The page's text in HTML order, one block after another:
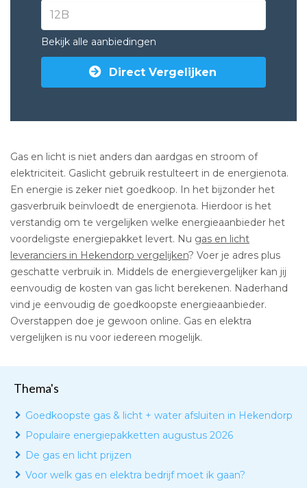
Bekijk alle aanbiedingen
Direct Vergelijken
Gas en licht is niet anders dan aardgas en stroom of
elektriciteit. Gaslicht gebruik restulteert in de energienota.
En energie is zeker niet goedkoop. In het bijzonder het
gasverbruik beïnvloedt de energienota. Hierdoor is het
verstandig om te vergelijken welke energieaanbieder het
voordeligste energiepakket levert. Nu gas en licht
leveranciers in Hekendorp vergelijken? Voer je adres plus
geschatte verbruik in. Middels de energievergelijker kan jij
eenvoudig de kosten van gas licht berekenen. Naderhand
vind je eenvoudig de goedkoopste energieaanbieder.
Overstappen doe je gewoon online. Gas en elektra
vergelijken is nu voor iedereen mogelijk.
Thema's
Goedkoopste gas & licht + water afsluiten in Hekendorp
Populaire energiepakketten augustus 2026
De gas en licht prijzen
Voor welk gas en elektra bedrijf moet ik gaan?